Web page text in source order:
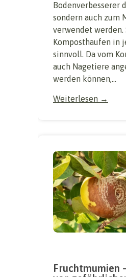
Bodenverbesserer
sondern auch zum
verwendet
Komposthaufen in
sinnvoll. Da vom
auch Nagetiere
werden können,...
Weiterlesen →
Fruchtmumien